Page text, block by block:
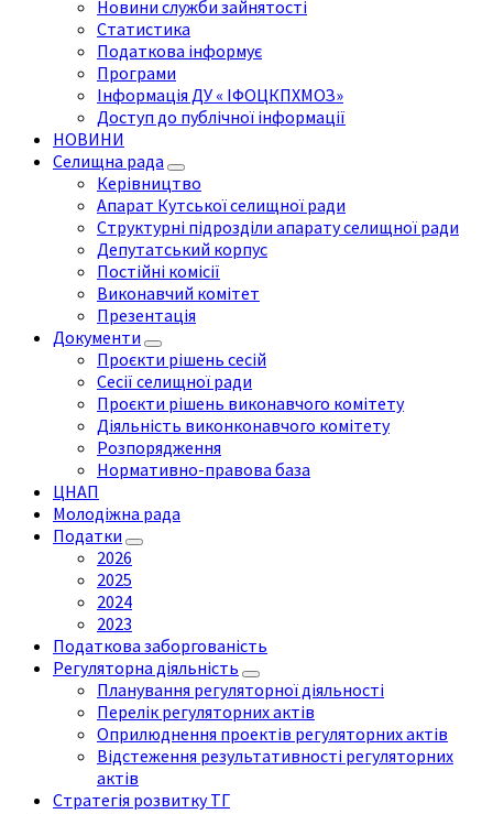
Новини служби зайнятості
Статистика
Податкова інформує
Програми
Інформація ДУ « ІФОЦКПХМОЗ»
Доступ до публічної інформації
НОВИНИ
Селищна рада
Керівництво
Апарат Кутської селищної ради
Структурні підрозділи апарату селищної ради
Депутатський корпус
Постійні комісії
Виконавчий комітет
Презентація
Документи
Проєкти рішень сесій
Сесії селищної ради
Проєкти рішень виконавчого комітету
Діяльність виконконавчого комітету
Розпорядження
Нормативно-правова база
ЦНАП
Молодіжна рада
Податки
2026
2025
2024
2023
Податкова заборгованість
Регуляторна діяльність
Планування регуляторної діяльності
Перелік регуляторних актів
Оприлюднення проектів регуляторних актів
Відстеження результативності регуляторних
актів
Стратегія розвитку ТГ